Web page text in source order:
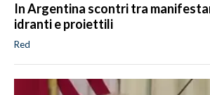
In Argentina scontri tra
idranti e proiettili
Red